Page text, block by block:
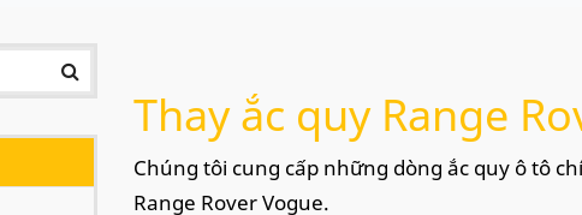
Thay ắc quy Range
Chúng tôi cung cấp những dòng ắc quy ô tô
Range Rover Vogue.